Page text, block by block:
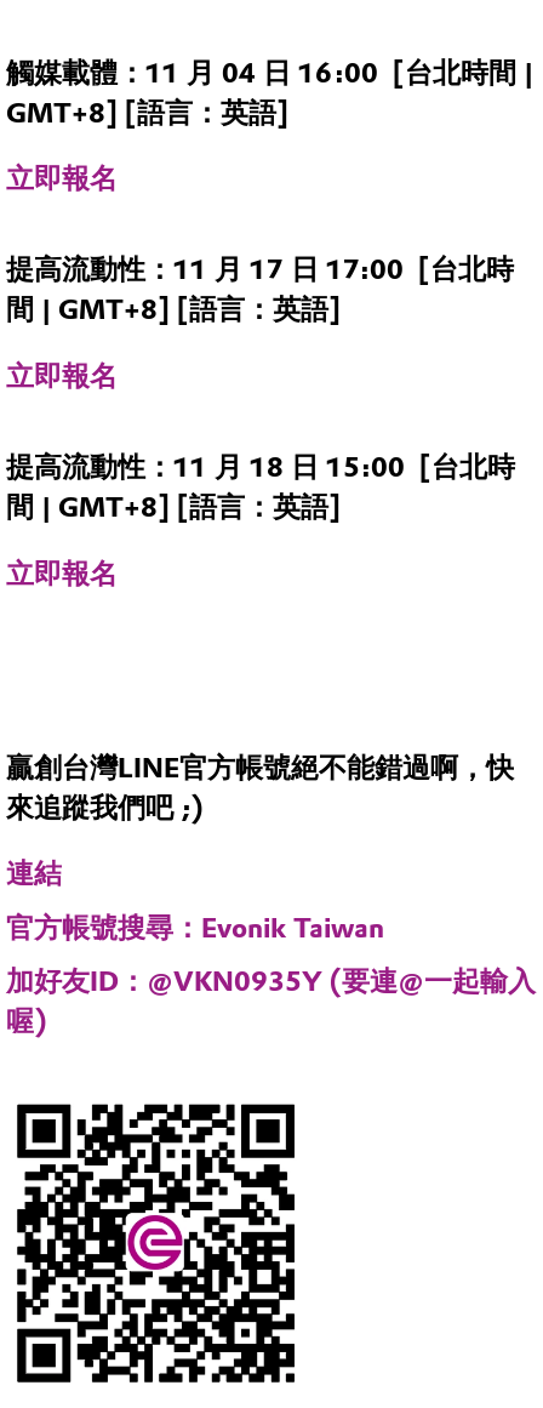
觸媒載體：11 月 04 日 16:00 [台北時間 |
GMT+8] [語言：英語]
立即報名
提高流動性：11 月 17 日 17:00 [台北時
間 | GMT+8] [語言：英語]
立即報名
提高流動性：11 月 18 日 15:00 [台北時
間 | GMT+8] [語言：英語]
立即報名
贏創台灣LINE官方帳號絕不能錯過啊，快
來追蹤我們吧 ;)
連結
官方帳號搜尋：Evonik Taiwan
加好友ID：@VKN0935Y (要連@一起輸入
喔)